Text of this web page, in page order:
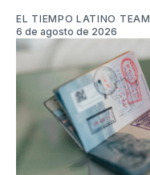
EL TIEMPO LATINO TEAM
6 de agosto de 2026